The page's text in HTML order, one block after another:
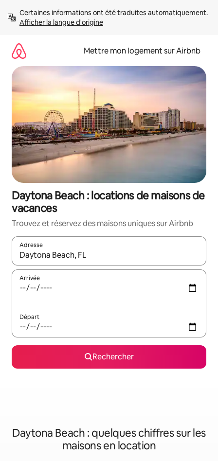
directement
Afficher la langue d'origine
Mettre mon logement sur Airbnb
Daytona Beach : locations de maisons de
vacances
Trouvez et réservez des maisons uniques sur Airbnb
Adresse
Lorsque les résultats s'affichent, utilisez les flèches vers le
Arrivée
Départ
Rechercher
Daytona Beach : quelques chiffres sur les
maisons en location